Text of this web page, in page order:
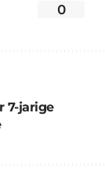
0
7-jarige